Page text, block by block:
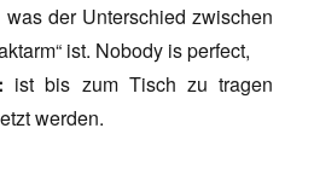
der Unterschied zwischen
ist. Nobody is perfect,
ist bis zum Tisch zu tragen
werden.